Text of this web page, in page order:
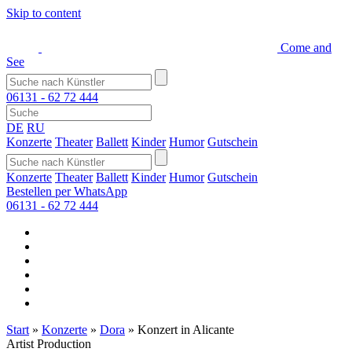
Skip to content
Come and
See
06131 - 62 72 444
DE RU
Konzerte Theater Ballett Kinder Humor Gutschein
Konzerte Theater Ballett Kinder Humor Gutschein
Bestellen per WhatsApp
06131 - 62 72 444
Start » Konzerte » Dora » Konzert in Alicante
Artist Production